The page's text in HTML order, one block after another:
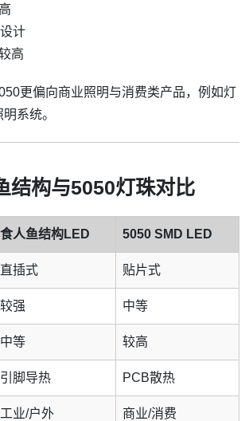
计
高
更偏向商业照明与消费类产品，例如灯
系统。
结构与5050灯珠对比
食人鱼结构LED 5050 SMD LED
直插式 贴片式
较强 中等
中等 较高
引脚导热 PCB散热
工业/户外 商业/消费